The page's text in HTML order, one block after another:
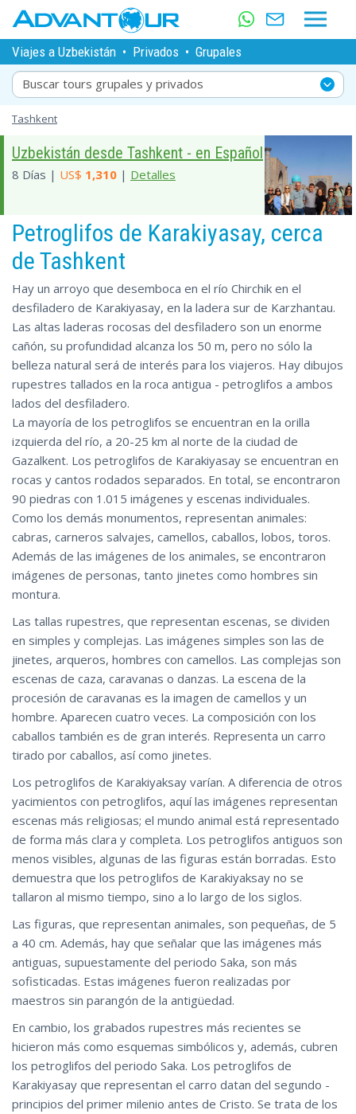
Viajes a Uzbekistán • Privados • Grupales
Buscar tours grupales y privados
Tashkent
Uzbekistán desde Tashkent - en Español
8 Días | US$ 1,310 | Detalles
Petroglifos de Karakiyasay, cerca
de Tashkent
Hay un arroyo que desemboca en el río Chirchik en el
desfiladero de Karakiyasay, en la ladera sur de Karzhantau.
Las altas laderas rocosas del desfiladero son un enorme
cañón, su profundidad alcanza los 50 m, pero no sólo la
belleza natural será de interés para los viajeros. Hay dibujos
rupestres tallados en la roca antigua - petroglifos a ambos
lados del desfiladero.
La mayoría de los petroglifos se encuentran en la orilla
izquierda del río, a 20-25 km al norte de la ciudad de
Gazalkent. Los petroglifos de Karakiyasay se encuentran en
rocas y cantos rodados separados. En total, se encontraron
90 piedras con 1.015 imágenes y escenas individuales.
Como los demás monumentos, representan animales:
cabras, carneros salvajes, camellos, caballos, lobos, toros.
Además de las imágenes de los animales, se encontraron
imágenes de personas, tanto jinetes como hombres sin
montura.
Las tallas rupestres, que representan escenas, se dividen
en simples y complejas. Las imágenes simples son las de
jinetes, arqueros, hombres con camellos. Las complejas son
escenas de caza, caravanas o danzas. La escena de la
procesión de caravanas es la imagen de camellos y un
hombre. Aparecen cuatro veces. La composición con los
caballos también es de gran interés. Representa un carro
tirado por caballos, así como jinetes.
Los petroglifos de Karakiyaksay varían. A diferencia de otros
yacimientos con petroglifos, aquí las imágenes representan
escenas más religiosas; el mundo animal está representado
de forma más clara y completa. Los petroglifos antiguos son
menos visibles, algunas de las figuras están borradas. Esto
demuestra que los petroglifos de Karakiyaksay no se
tallaron al mismo tiempo, sino a lo largo de los siglos.
Las figuras, que representan animales, son pequeñas, de 5
a 40 cm. Además, hay que señalar que las imágenes más
antiguas, supuestamente del periodo Saka, son más
sofisticadas. Estas imágenes fueron realizadas por
maestros sin parangón de la antigüedad.
En cambio, los grabados rupestres más recientes se
hicieron más como esquemas simbólicos y, además, cubren
los petroglifos del periodo Saka. Los petroglifos de
Karakiyasay que representan el carro datan del segundo -
principios del primer milenio antes de Cristo. Se trata de los